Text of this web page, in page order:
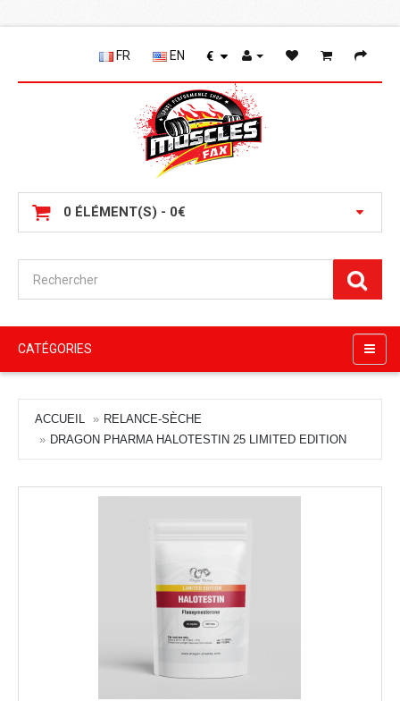
FR EN €
0 ÉLÉMENT(S) - 0€
CATÉGORIES
ACCUEIL
RELANCE-SÈCHE
DRAGON PHARMA HALOTESTIN 25 LIMITED EDITION